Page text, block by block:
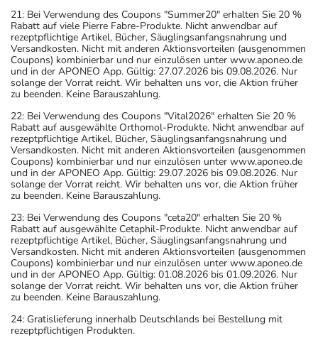
21: Bei Verwendung des Coupons "Summer20" erhalten Sie 20 %
Rabatt auf viele Pierre Fabre-Produkte. Nicht anwendbar auf
rezeptpflichtige Artikel, Bücher, Säuglingsanfangsnahrung und
Versandkosten. Nicht mit anderen Aktionsvorteilen (ausgenommen
Coupons) kombinierbar und nur einzulösen unter www.aponeo.de
und in der APONEO App. Gültig: 27.07.2026 bis 09.08.2026. Nur
solange der Vorrat reicht. Wir behalten uns vor, die Aktion früher
zu beenden. Keine Barauszahlung.
22: Bei Verwendung des Coupons "Vital2026" erhalten Sie 20 %
Rabatt auf ausgewählte Orthomol-Produkte. Nicht anwendbar auf
rezeptpflichtige Artikel, Bücher, Säuglingsanfangsnahrung und
Versandkosten. Nicht mit anderen Aktionsvorteilen (ausgenommen
Coupons) kombinierbar und nur einzulösen unter www.aponeo.de
und in der APONEO App. Gültig: 29.07.2026 bis 09.08.2026. Nur
solange der Vorrat reicht. Wir behalten uns vor, die Aktion früher
zu beenden. Keine Barauszahlung.
23: Bei Verwendung des Coupons "ceta20" erhalten Sie 20 %
Rabatt auf ausgewählte Cetaphil-Produkte. Nicht anwendbar auf
rezeptpflichtige Artikel, Bücher, Säuglingsanfangsnahrung und
Versandkosten. Nicht mit anderen Aktionsvorteilen (ausgenommen
Coupons) kombinierbar und nur einzulösen unter www.aponeo.de
und in der APONEO App. Gültig: 01.08.2026 bis 01.09.2026. Nur
solange der Vorrat reicht. Wir behalten uns vor, die Aktion früher
zu beenden. Keine Barauszahlung.
24: Gratislieferung innerhalb Deutschlands bei Bestellung mit
rezeptpflichtigen Produkten.